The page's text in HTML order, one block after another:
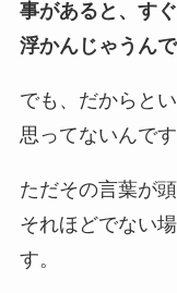
事があると、す
浮かんじゃうんで
でも、だからと
思ってないんで
ただその言葉が
それほどでない
す。